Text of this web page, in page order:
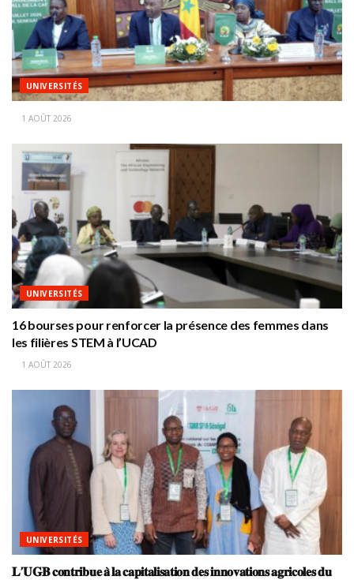
UNIVERSITÉS
1 AOÛT 2026
UNIVERSITÉS
16 bourses pour renforcer la présence des femmes dans
les filières STEM à l’UCAD
1 AOÛT 2026
UNIVERSITÉS
𝐋’𝐔𝐆𝐁 𝐜𝐨𝐧𝐭𝐫𝐢𝐛𝐮𝐞 𝐚̀ 𝐥𝐚 𝐜𝐚𝐩𝐢𝐭𝐚𝐥𝐢𝐬𝐚𝐭𝐢𝐨𝐧 𝐝𝐞𝐬 𝐢𝐧𝐧𝐨𝐯𝐚𝐭𝐢𝐨𝐧𝐬 𝐚𝐠𝐫𝐢𝐜𝐨𝐥𝐞𝐬 𝐝𝐮